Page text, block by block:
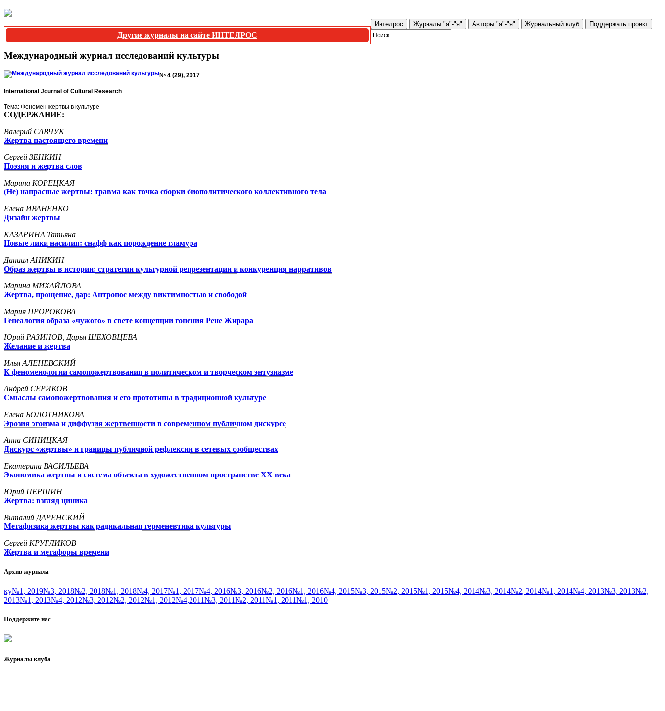
Интелрос Журналы "а"-"я" Авторы "а"-"я" Журнальный клуб Поддержать проект
Другие журналы на сайте ИНТЕЛРОС
Международный журнал исследований культуры
№ 4 (29), 2017
International Journal of Cultural Research
Тема: Феномен жертвы в культуре
СОДЕРЖАНИЕ:
Валерий САВЧУК
Жертва настоящего времени
Сергей ЗЕНКИН
Поэзия и жертва слов
Марина КОРЕЦКАЯ
(Не) напрасные жертвы: травма как точка сборки биополитического коллективного тела
Елена ИВАНЕНКО
Дизайн жертвы
КАЗАРИНА Татьяна
Новые лики насилия: снафф как порождение гламура
Даниил АНИКИН
Образ жертвы в истории: стратегии культурной репрезентации и конкуренция нарративов
Марина МИХАЙЛОВА
Жертва, прощение, дар: Антропос между виктимностью и свободой
Мария ПРОРОКОВА
Генеалогия образа «чужого» в свете концепции гонения Рене Жирара
Юрий РАЗИНОВ, Дарья ШЕХОВЦЕВА
Желание и жертва
Илья АЛЕНЕВСКИЙ
К феноменологии самопожертвования в политическом и творческом энтузиазме
Андрей СЕРИКОВ
Смыслы самопожертвования и его прототипы в традиционной культуре
Елена БОЛОТНИКОВА
Эрозия эгоизма и диффузия жертвенности в современном публичном дискурсе
Анна СИНИЦКАЯ
Дискурс «жертвы» и границы публичной рефлексии в сетевых сообществах
Екатерина ВАСИЛЬЕВА
Экономика жертвы и система объекта в художественном пространстве ХХ века
Юрий ПЕРШИН
Жертва: взгляд циника
Виталий ДАРЕНСКИЙ
Метафизика жертвы как радикальная герменевтика культуры
Сергей КРУГЛИКОВ
Жертва и метафоры времени
Архив журнала
ку№1, 2019№3, 2018№2, 2018№1, 2018№4, 2017№1, 2017№4, 2016№3, 2016№2, 2016№1, 2016№4, 2015№3, 2015№2, 2015№1, 2015№4, 2014№3, 2014№2, 2014№1, 2014№4, 2013№3, 2013№2,
2013№1, 2013№4, 2012№3, 2012№2, 2012№1, 2012№4,2011№3, 2011№2, 2011№1, 2011№1, 2010
Поддержите нас
Журналы клуба